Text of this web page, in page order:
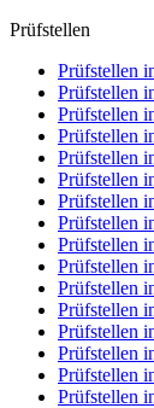
Prüfstellen
Prüfstellen
Prüfstellen
Prüfstellen
Prüfstellen
Prüfstellen
Prüfstellen
Prüfstellen
Prüfstellen
Prüfstellen
Prüfstellen
Prüfstellen
Prüfstellen
Prüfstellen
Prüfstellen
Prüfstellen
Prüfstellen